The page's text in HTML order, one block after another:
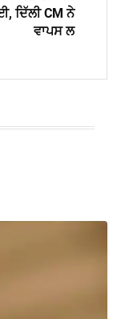
ਦਿੱਲੀ CM ਨੇ
ਵਾਪਸ ਲ